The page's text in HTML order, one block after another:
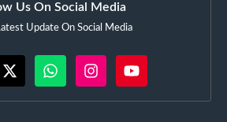
Us On Social Media
Update On Social Media